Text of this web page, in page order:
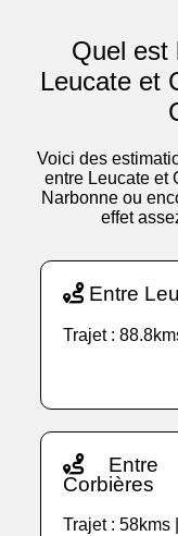
Quel est
Leucate et
Voici des
entre Leucate et
Narbonne ou
effet
Entre
Trajet :
Entre
Corbières
Trajet : 58kms